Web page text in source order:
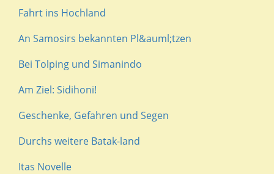
Fahrt ins Hochland
An Samosirs bekannten Pl&auml;tzen
Bei Tolping und Simanindo
Am Ziel: Sidihoni!
Geschenke, Gefahren und Segen
Durchs weitere Batak-land
Itas Novelle